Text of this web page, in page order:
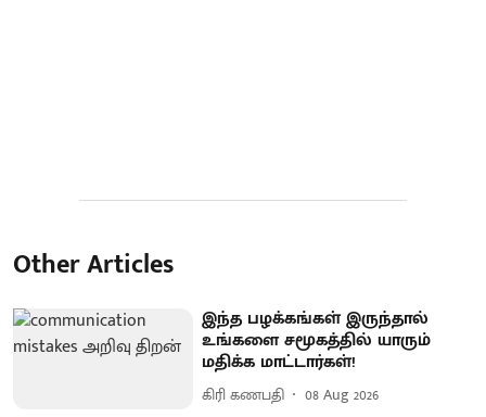
Other Articles
இந்த பழக்கங்கள் இருந்தால்
உங்களை சமூகத்தில் யாரும்
மதிக்க மாட்டார்கள்!
கிரி கணபதி 08 Aug 2026